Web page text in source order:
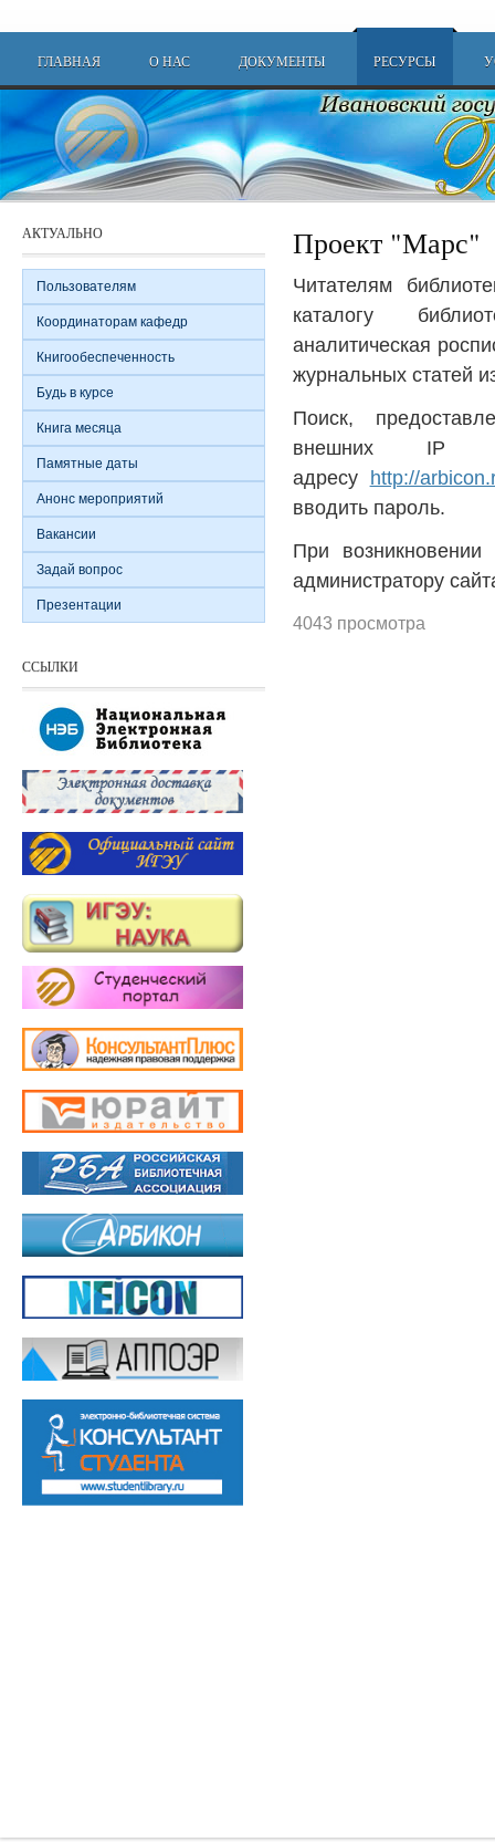
Main menu
ГЛАВНАЯ О НАС ДОКУМЕНТЫ РЕСУРСЫ
Проект "Марс"
Читателям
каталогу
аналитическая
журнальных статей
Поиск,
внешних IP
адресу http://
вводить пароль.
При
администратору
4043 просмотра
АКТУАЛЬНО
Пользователям
Координаторам кафедр
Книгообеспеченность
Будь в курсе
Книга месяца
Памятные даты
Анонс мероприятий
Вакансии
Задай вопрос
Презентации
ССЫЛКИ